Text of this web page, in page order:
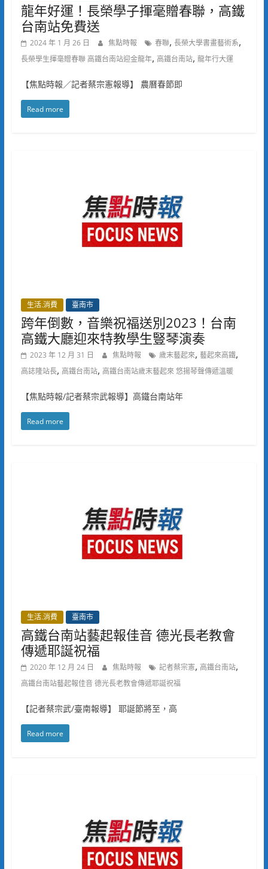
龍年好運！長榮學子揮毫贈春聯，高鐵
台南站免費送
2024 年 1 月 26 日 焦點時報 春聯, 長榮大學書畫藝術系,
長榮學生揮毫贈春聯 高鐵台南站迎金龍年, 高鐵台南站, 龍年行大運
【焦點時報／記者蔡宗憲報導】 農曆春節即
Read more
生活.消費 臺南市
跨年倒數，音樂祝福送別2023！台南
高鐵大廳迎來特教學生豎琴演奏
2023 年 12 月 31 日 焦點時報 歲末藝起來, 藝起來高鐵,
高誌隆站長, 高鐵台南站, 高鐵台南站歲末藝起來 悠揚琴聲傳遞溫暖
【焦點時報/記者蔡宗武報導】高鐵台南站年
Read more
生活.消費 臺南市
高鐵台南站藝起報佳音 德光長老教會
傳遞耶誕祝福
2020 年 12 月 24 日 焦點時報 記者蔡宗憲, 高鐵台南站,
高鐵台南站藝起報佳音 德光長老教會傳遞耶誕祝福
【記者蔡宗武/臺南報導】 耶誕節將至，高
Read more